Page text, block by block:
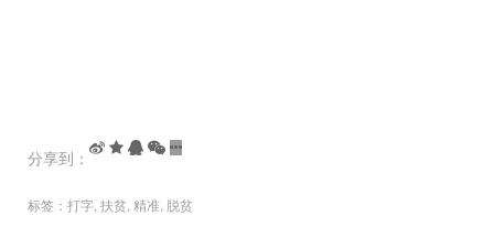
分享到：
标签： 打字 扶贫 精准 脱贫